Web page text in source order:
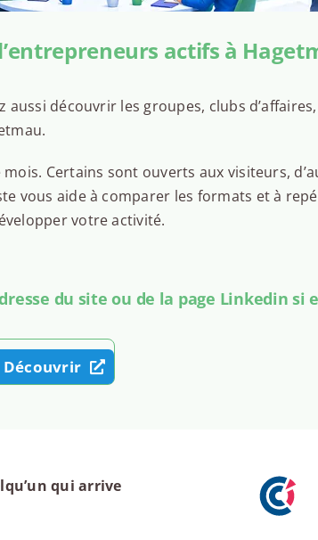
actifs à
découvrir les groupes, clubs d’affaires,
Certains sont ouverts aux visiteurs,
vous aide à comparer les formats et à
votre activité.
du site ou de la page Linkedin si
Découvrir
qui arrive